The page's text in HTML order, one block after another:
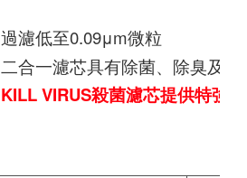
過濾低至0.09μm微粒
二合一濾芯具有除菌、除臭及
KILL VIRUS殺菌濾芯提供特強